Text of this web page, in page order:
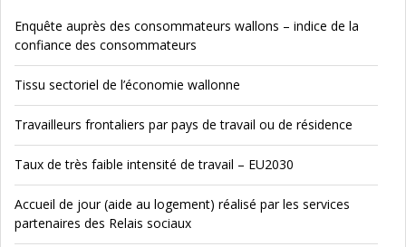
Enquête auprès des consommateurs wallons – indice de la
confiance des consommateurs
Tissu sectoriel de l’économie wallonne
Travailleurs frontaliers par pays de travail ou de résidence
Taux de très faible intensité de travail – EU2030
Accueil de jour (aide au logement) réalisé par les services
partenaires des Relais sociaux